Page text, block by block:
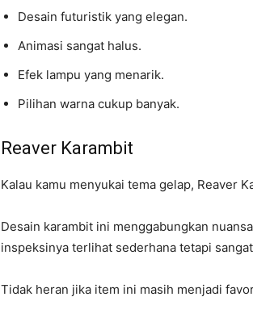
Desain futuristik yang elegan.
Animasi sangat halus.
Efek lampu yang menarik.
Pilihan warna cukup banyak.
Reaver Karambit
Kalau kamu menyukai tema gelap, Reaver
Desain karambit ini menggabungkan
inspeksinya terlihat sederhana tetapi
Tidak heran jika item ini masih menjadi